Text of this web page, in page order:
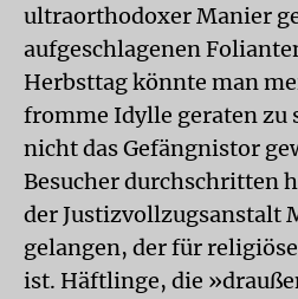
ultraorthodoxer Manier
aufgeschlagenen
Herbsttag könnte man
fromme Idylle geraten zu
nicht das Gefängnistor
Besucher durchschritten
der Justizvollzugsanstalt
gelangen, der für
ist. Häftlinge, die